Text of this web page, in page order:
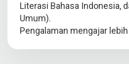
Literasi Bahasa Indonesia,
Umum).
Pengalaman mengajar